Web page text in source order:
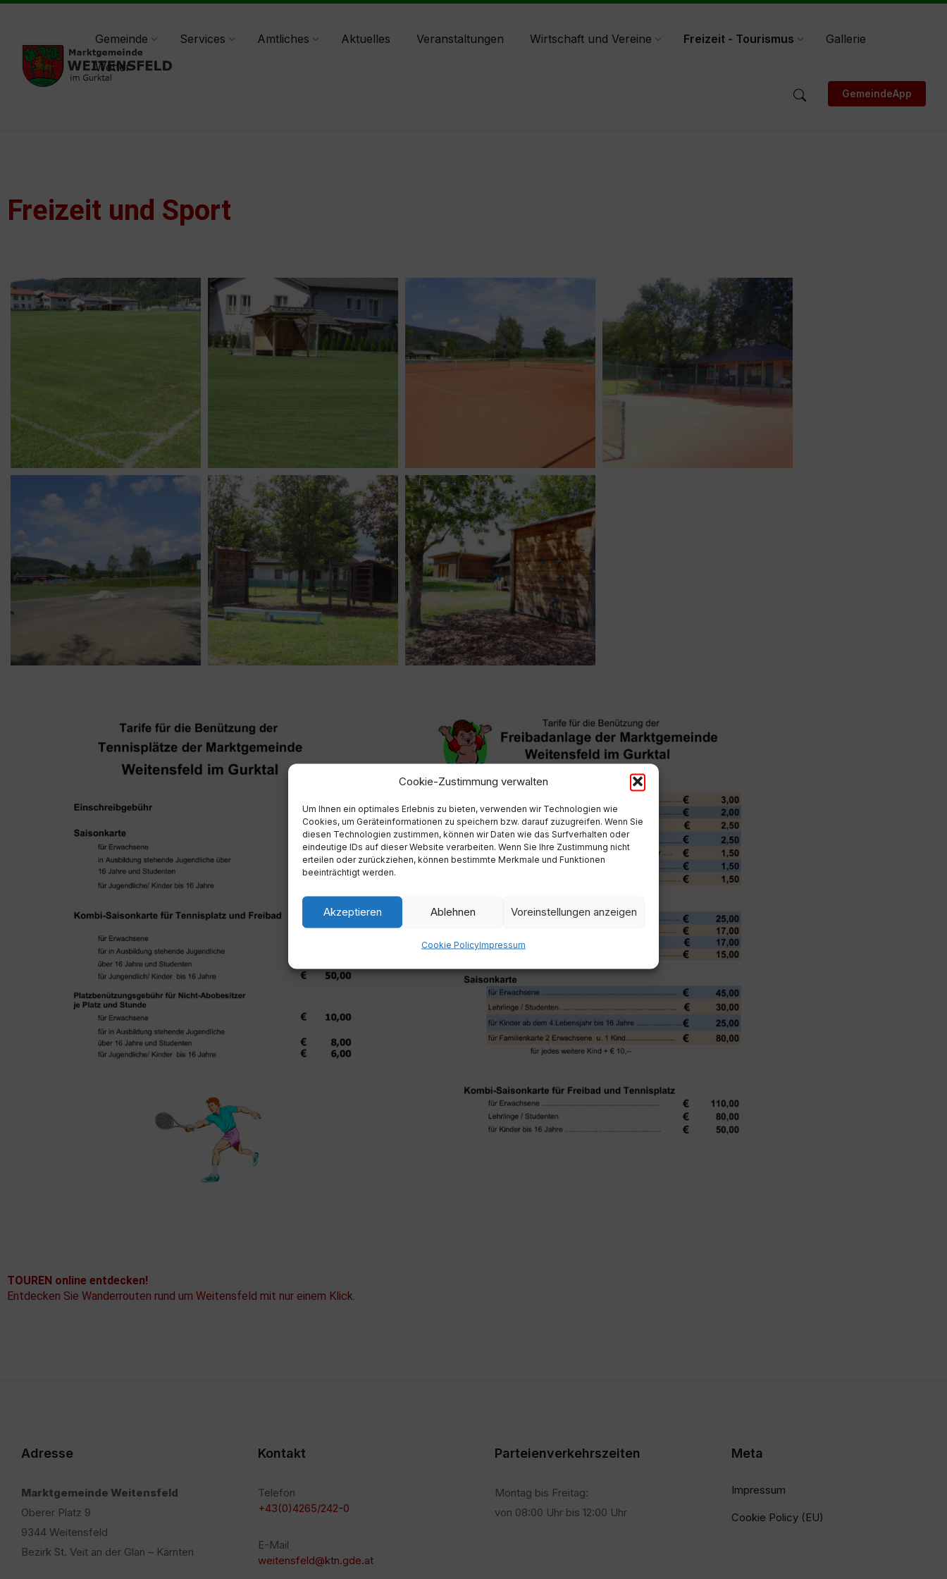
Cookie-Zustimmung verwalten
Um Ihnen ein optimales Erlebnis zu bieten, verwenden wir Technologien wie
Cookies, um Geräteinformationen zu speichern bzw. darauf zuzugreifen. Wenn Sie
diesen Technologien zustimmen, können wir Daten wie das Surfverhalten oder
eindeutige IDs auf dieser Website verarbeiten. Wenn Sie Ihre Zustimmung nicht
erteilen oder zurückziehen, können bestimmte Merkmale und Funktionen
beeinträchtigt werden.
Akzeptieren Ablehnen Voreinstellungen anzeigen
Cookie PolicyImpressum
Gemeinde Services Amtliches Aktuelles Veranstaltungen Wirtschaft und Vereine Freizeit - Tourismus
Gallerie
Wetter
GemeindeApp
Freizeit und Sport
TOUREN online entdecken!
Entdecken Sie Wanderrouten rund um Weitensfeld mit nur einem Klick.
Adresse
Marktgemeinde Weitensfeld
Oberer Platz 9
9344 Weitensfeld
Bezirk St. Veit an der Glan – Kärnten
Kontakt
Telefon
+43(0)4265/242-0
E-Mail
weitensfeld@ktn.gde.at
Parteienverkehrszeiten
Montag bis Freitag:
von 08:00 Uhr bis 12:00 Uhr
Meta
Impressum
Cookie Policy (EU)